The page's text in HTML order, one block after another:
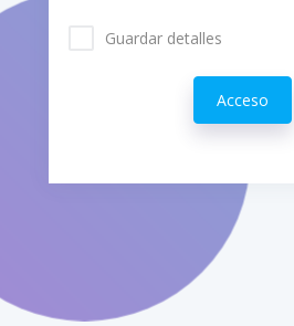
Guardar detalles
Acceso